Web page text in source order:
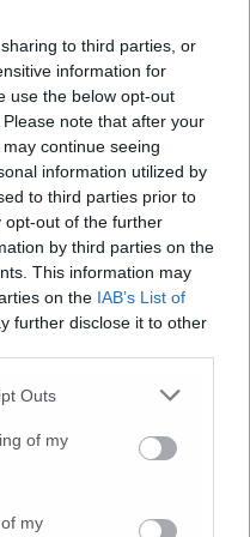
to third parties, or
information for
use the below opt-out
note that after your
continue seeing
information utilized by
to third parties prior to
opt-out of the further
by third parties on the
This information may
on the IAB’s List of
further disclose it to other
Outs
of my
my
(Associazione
e grazie al
di AbbVie (per